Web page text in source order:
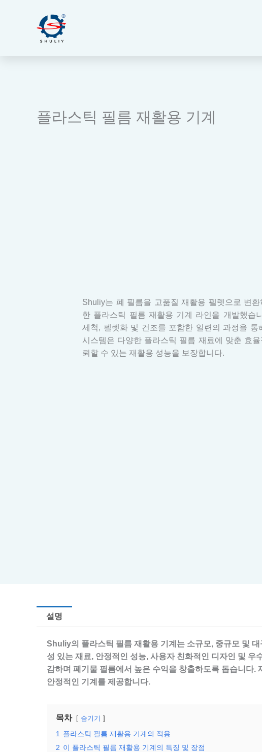
플라스틱 필름 재활용 기계
Shuliy는 폐 필름을 고품질 재활용 펠렛으로 변환
한 플라스틱 필름 재활용 기계 라인을 개발했습
세척, 펠렛화 및 건조를 포함한 일련의 과정을 통
시스템은 다양한 플라스틱 필름 재료에 맞춘 효율
뢰할 수 있는 재활용 성능을 보장합니다.
설명
Shuliy의 플라스틱 필름 재활용 기계는 소규모, 중규모 및
성 있는 재료, 안정적인 성능, 사용자 친화적인 디자인 및
감하며 폐기물 필름에서 높은 수익을 창출하도록 돕습니다
안정적인 기계를 제공합니다.
목차 숨기기
1
플라스틱 필름 재활용 기계의 적용
2 이 플라스틱 필름 재활용 기계의 특징 및 장점